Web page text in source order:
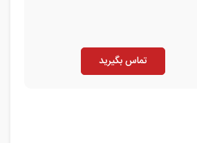
تماس بگیرید